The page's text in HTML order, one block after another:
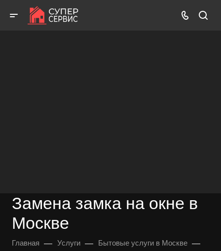
Замена замка на окне в
Москве
Главная — Услуги — Бытовые услуги в Москве —